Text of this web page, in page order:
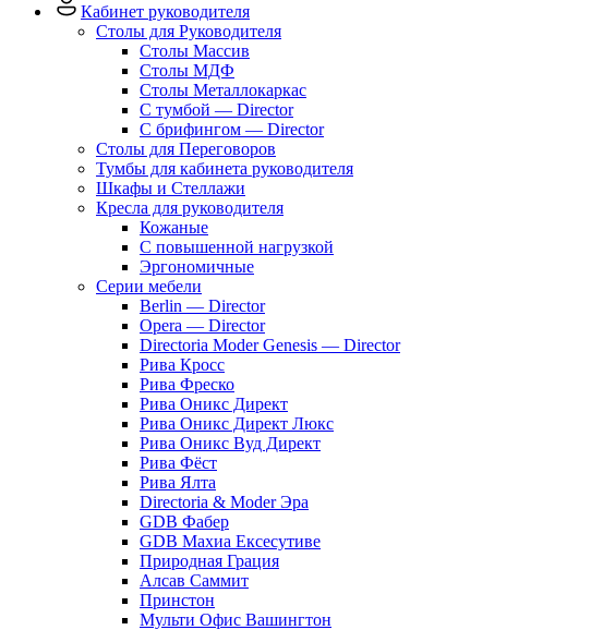
Кабинет руководителя
Столы для Руководителя
Столы Массив
Столы МДФ
Столы Металлокаркас
С тумбой — Director
C брифингом — Director
Столы для Переговоров
Тумбы для кабинета руководителя
Шкафы и Стеллажи
Кресла для руководителя
Кожаные
С повышенной нагрузкой
Эргономичные
Серии мебели
Berlin — Director
Opera — Director
Directoria Moder Genesis — Director
Рива Кросс
Рива Фреско
Рива Оникс Директ
Рива Оникс Директ Люкс
Рива Оникс Вуд Директ
Рива Фёст
Рива Ялта
Directoria & Moder Эра
GDB Фабер
GDB Махиа Ексесутиве
Природная Грация
Алсав Саммит
Принстон
Мульти Офис Вашингтон